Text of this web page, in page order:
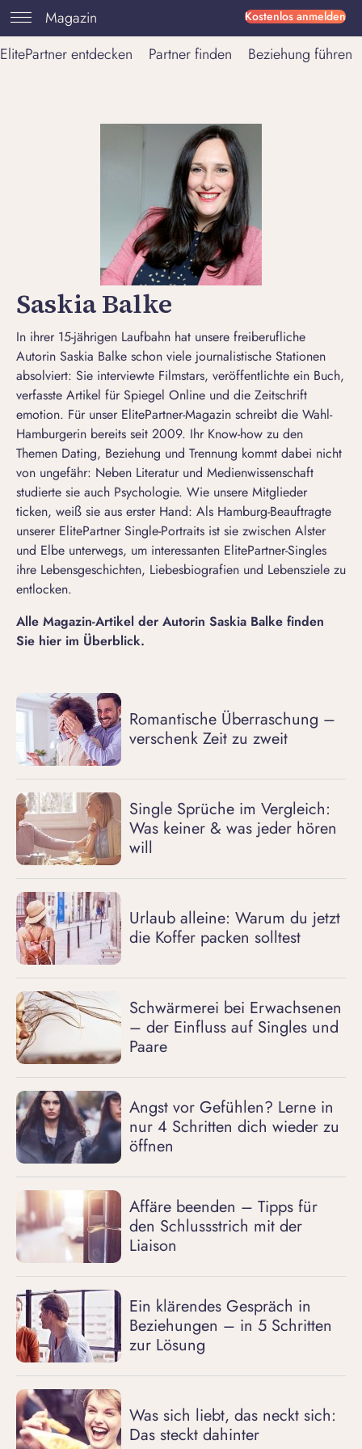
Kostenlos anmelden
Magazin
ElitePartner entdecken
Partner finden Beziehung führen
Saskia Balke
In ihrer 15-jährigen Laufbahn hat unsere freiberufliche
Autorin Saskia Balke schon viele journalistische Stationen
absolviert: Sie interviewte Filmstars, veröffentlichte ein Buch,
verfasste Artikel für Spiegel Online und die Zeitschrift
emotion. Für unser ElitePartner-Magazin schreibt die Wahl-
Hamburgerin bereits seit 2009. Ihr Know-how zu den
Themen Dating, Beziehung und Trennung kommt dabei nicht
von ungefähr: Neben Literatur und Medienwissenschaft
studierte sie auch Psychologie. Wie unsere Mitglieder
ticken, weiß sie aus erster Hand: Als Hamburg-Beauftragte
unserer ElitePartner Single-Portraits ist sie zwischen Alster
und Elbe unterwegs, um interessanten ElitePartner-Singles
ihre Lebensgeschichten, Liebesbiografien und Lebensziele zu
entlocken.
Alle Magazin-Artikel der Autorin Saskia Balke finden
Sie hier im Überblick.
Romantische Überraschung –
verschenk Zeit zu zweit
Single Sprüche im Vergleich:
Was keiner & was jeder hören
will
Urlaub alleine: Warum du jetzt
die Koffer packen solltest
Schwärmerei bei Erwachsenen
– der Einfluss auf Singles und
Paare
Angst vor Gefühlen? Lerne in
nur 4 Schritten dich wieder zu
öffnen
Affäre beenden – Tipps für
den Schlussstrich mit der
Liaison
Ein klärendes Gespräch in
Beziehungen – in 5 Schritten
zur Lösung
Was sich liebt, das neckt sich:
Das steckt dahinter